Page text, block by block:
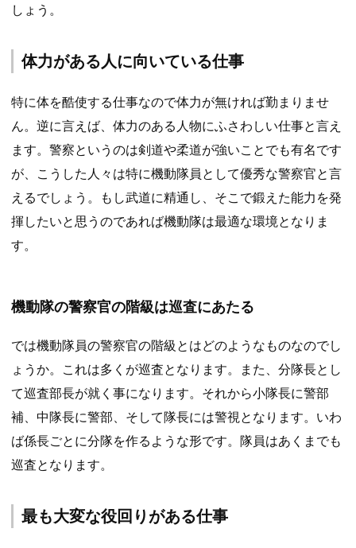
しょう。
体力がある人に向いている仕事
特に体を酷使する仕事なので体力が無ければ勤まりませ
ん。逆に言えば、体力のある人物にふさわしい仕事と言え
ます。警察というのは剣道や柔道が強いことでも有名です
が、こうした人々は特に機動隊員として優秀な警察官と言
えるでしょう。もし武道に精通し、そこで鍛えた能力を発
揮したいと思うのであれば機動隊は最適な環境となりま
す。
機動隊の警察官の階級は巡査にあたる
では機動隊員の警察官の階級とはどのようなものなのでし
ょうか。これは多くが巡査となります。また、分隊長とし
て巡査部長が就く事になります。それから小隊長に警部
補、中隊長に警部、そして隊長には警視となります。いわ
ば係長ごとに分隊を作るような形です。隊員はあくまでも
巡査となります。
最も大変な役回りがある仕事